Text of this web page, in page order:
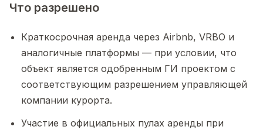
Что разрешено
Краткосрочная аренда через Airbnb, VRBO и
аналогичные платформы — при условии, что
объект является одобренным ГИ проектом с
соответствующим разрешением управляющей
компании курорта.
Участие в официальных пулах аренды при